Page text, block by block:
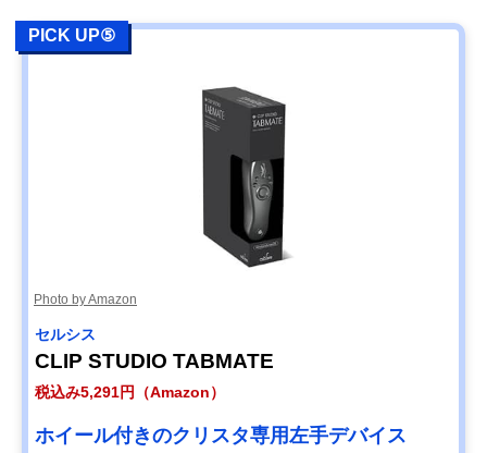
PICK UP⑤
Photo by Amazon
セルシス
CLIP STUDIO TABMATE
税込み5,291円（Amazon）
ホイール付きのクリスタ専用左手デバイス